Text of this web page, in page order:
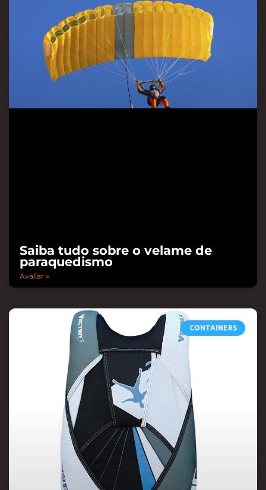
Saiba tudo sobre o velame de
paraquedismo
Avaliar »
CONTAINERS